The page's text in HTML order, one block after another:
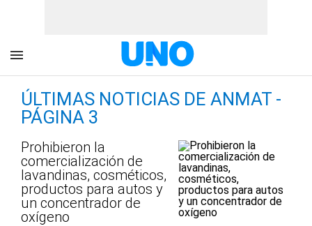
ÚLTIMAS NOTICIAS DE ANMAT -
PÁGINA 3
Prohibieron la
comercialización de
lavandinas, cosméticos,
productos para autos y
un concentrador de
oxígeno